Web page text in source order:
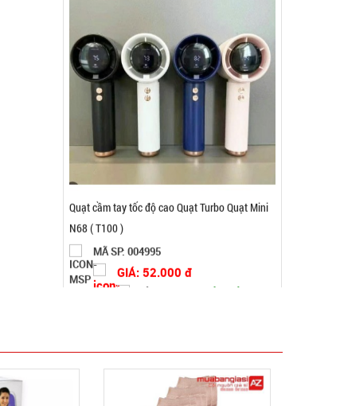
Thanh xốp chặn cửa cách âm thông minh 1M
MÃ SP: 003055
Đặt hàng